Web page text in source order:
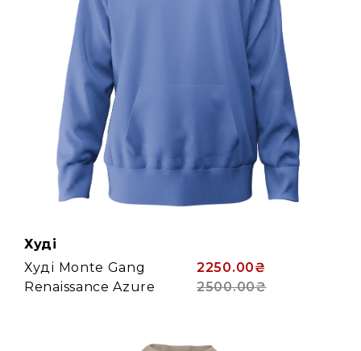
Худі
Худі Monte Gang
Renaissance Azure
2250.00₴
2500.00₴